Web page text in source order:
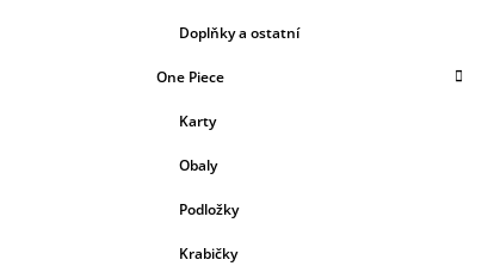
Doplňky a ostatní
One Piece
Karty
Obaly
Podložky
Krabičky